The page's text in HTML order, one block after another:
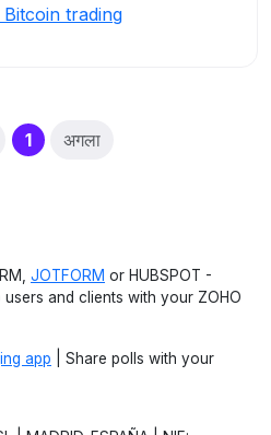
trading
1(current)
अगला
JOTFORM or HUBSPOT -
and clients with your ZOHO
app | Share polls with your